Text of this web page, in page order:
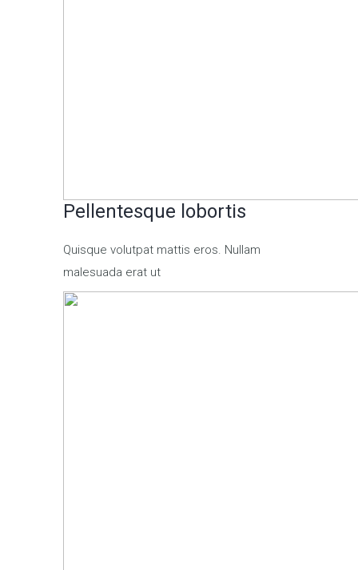
Pellentesque lobortis
Quisque volutpat mattis eros. Nullam
malesuada erat ut